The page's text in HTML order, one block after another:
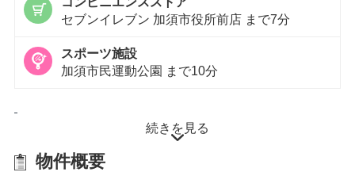
セブンイレブン 加須市役所前店 まで7分
スポーツ施設
加須市民運動公園 まで10分
ドラッグストア
続きを見る
物件概要